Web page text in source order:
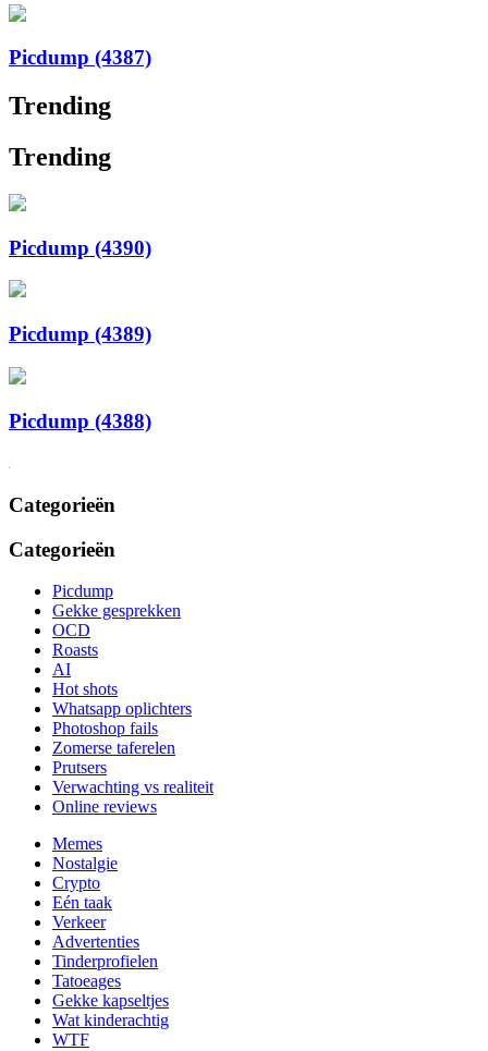
Picdump (4387)
Trending
Trending
Picdump (4390)
Picdump (4389)
Picdump (4388)
Categorieën
Categorieën
Picdump
Gekke gesprekken
OCD
Roasts
AI
Hot shots
Whatsapp oplichters
Photoshop fails
Zomerse taferelen
Prutsers
Verwachting vs realiteit
Online reviews
Memes
Nostalgie
Crypto
Eén taak
Verkeer
Advertenties
Tinderprofielen
Tatoeages
Gekke kapseltjes
Wat kinderachtig
WTF